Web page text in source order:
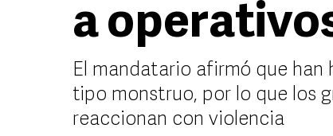
a
El mandatario afirmó que han
tipo monstruo, por lo que los
reaccionan con violencia